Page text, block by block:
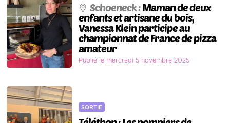
Schoeneck :Maman de deux
enfants et artisane du bois,
Vanessa Klein participe au
championnat de France de pizza
amateur
Publié le mercredi 5 novembre 2025
SORTIE